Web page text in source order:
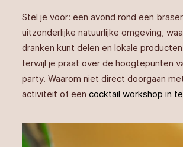
Stel je voor: een avond rond een
uitzonderlijke natuurlijke omgeving,
dranken kunt delen en lokale
terwijl je praat over de hoogtepunten
party. Waarom niet direct doorgaan
activiteit of eencocktail workshop in